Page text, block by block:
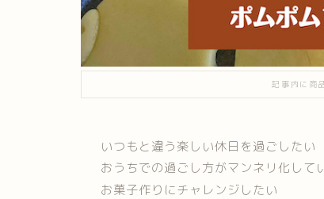
記事内に商
いつもと違う楽しい休日を過ごしたい
おうちでの過ごし方がマンネリ化して
お菓子作りにチャレンジしたい